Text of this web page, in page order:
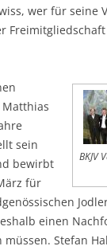
wer für seine
BKJV
Matthias
sein
bewirbt
für
einen
Stefan